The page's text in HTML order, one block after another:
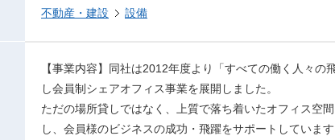
不動産・建設 設備
【事業内容】同社は2012年度より「すべての働く人々
し会員制シェアオフィス事業を展開しました。
ただの場所貸しではなく、上質で落ち着いたオフィス空
し、会員様のビジネスの成功・飛躍をサポートしています